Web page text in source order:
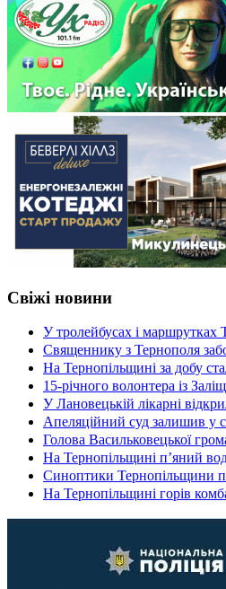
Свіжі новини
У тролейбусах і маршрутках
Священнику з Тернополя
На Тернопільщині за добу
15-річного волонтера із
У Лановецькій лікарні
Апеляційний суд залишив у
Голова Васильковецької
На Тернопільщині п’яний
Синоптики Тернопільщини
На Тернопільщині горів